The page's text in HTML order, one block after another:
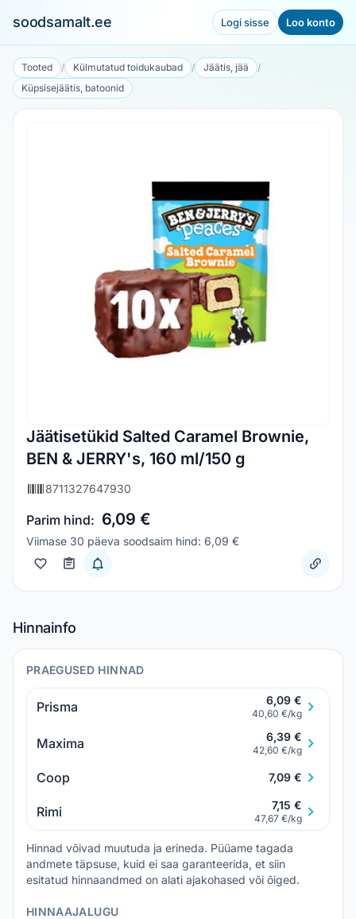
soodsamalt.ee Logi sisse Loo konto
Tooted / Külmutatud toidukaubad / Jäätis, jää
/
Küpsisejäätis, batoonid
Jäätisetükid Salted Caramel Brownie,
BEN & JERRY's, 160 ml/150 g
8711327647930
Parim hind: 6,09 €
Viimase 30 päeva soodsaim hind: 6,09 €
Hinnainfo
PRAEGUSED HINNAD
Prisma 6,09 €
40,60 €/kg
Maxima 6,39 €
42,60 €/kg
Coop 7,09 €
Rimi 7,15 €
47,67 €/kg
Hinnad võivad muutuda ja erineda. Püüame tagada
andmete täpsuse, kuid ei saa garanteerida, et siin
esitatud hinnaandmed on alati ajakohased või õiged.
HINNAAJALUGU